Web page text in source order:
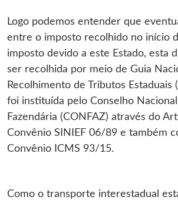
Logo podemos entender que
entre o imposto recolhido no início
imposto devido a este Estado, esta
ser recolhida por meio de Guia
Recolhimento de Tributos Estaduais
foi instituída pelo Conselho
Fazendária (CONFAZ) através do
Convênio SINIEF 06/89 e também
Convênio ICMS 93/15.
Como o transporte interestadual